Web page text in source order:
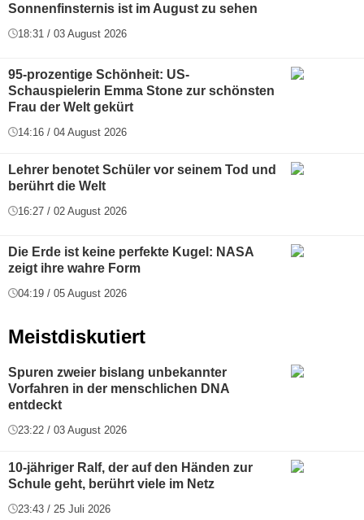
Sonnenfinsternis ist im August zu sehen
18:31 / 03 August 2026
95-prozentige Schönheit: US-
Schauspielerin Emma Stone zur schönsten
Frau der Welt gekürt
14:16 / 04 August 2026
Lehrer benotet Schüler vor seinem Tod und
berührt die Welt
16:27 / 02 August 2026
Die Erde ist keine perfekte Kugel: NASA
zeigt ihre wahre Form
04:19 / 05 August 2026
Meistdiskutiert
Spuren zweier bislang unbekannter
Vorfahren in der menschlichen DNA
entdeckt
23:22 / 03 August 2026
10-jähriger Ralf, der auf den Händen zur
Schule geht, berührt viele im Netz
23:43 / 25 Juli 2026